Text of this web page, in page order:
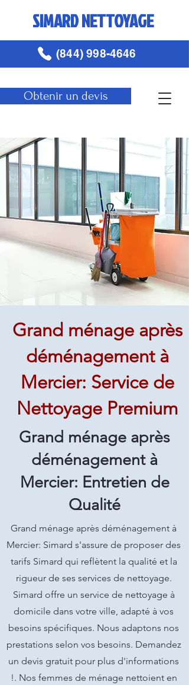
SIMARD NETTOYAGE
Obtenir un devis
(844) 998-4646
Grand ménage après
déménagement à
Mercier: Service de
Nettoyage Premium
Grand ménage après
déménagement à
Mercier: Entretien de
Qualité
Grand ménage après déménagement à
Mercier: Simard s'assure de proposer des
tarifs Simard qui reflètent la qualité et la
rigueur de ses services de nettoyage.
Simard offre un service de nettoyage à
domicile dans votre ville, adapté à vos
besoins spécifiques. Nous adaptons nos
prestations selon vos besoins. Demandez
un devis gratuit pour plus d'informations
!. Nos femmes de ménage nettoient en